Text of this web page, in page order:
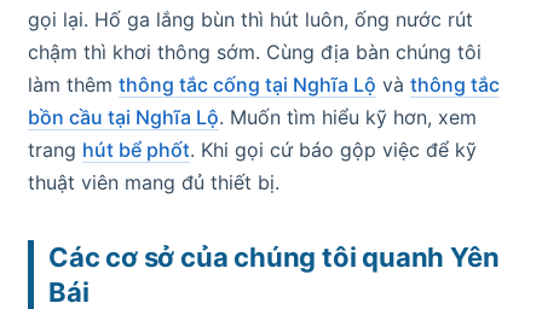
gọi lại. Hố ga lắng bùn thì hút luôn, ống nước rút
chậm thì khơi thông sớm. Cùng địa bàn chúng tôi
làm thêm thông tắc cống tại Nghĩa Lộ và thông tắc
bồn cầu tại Nghĩa Lộ. Muốn tìm hiểu kỹ hơn, xem
trang hút bể phốt. Khi gọi cứ báo gộp việc để kỹ
thuật viên mang đủ thiết bị.
Các cơ sở của chúng tôi quanh Yên
Bái